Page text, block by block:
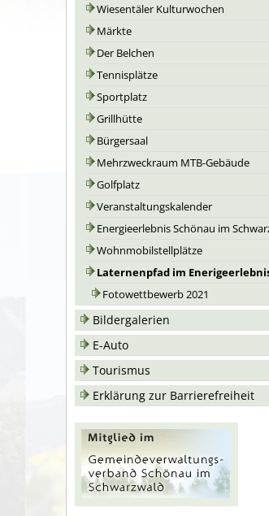
Wiesentäler Kulturwochen
Märkte
Der Belchen
Tennisplätze
Sportplatz
Grillhütte
Bürgersaal
Mehrzweckraum MTB-Gebäude
Golfplatz
Veranstaltungskalender
Energieerlebnis Schönau im
Wohnmobilstellplätze
Laternenpfad im Enerigeerlebnis
Fotowettbewerb 2021
Bildergalerien
E-Auto
Tourismus
Erklärung zur Barrierefreiheit